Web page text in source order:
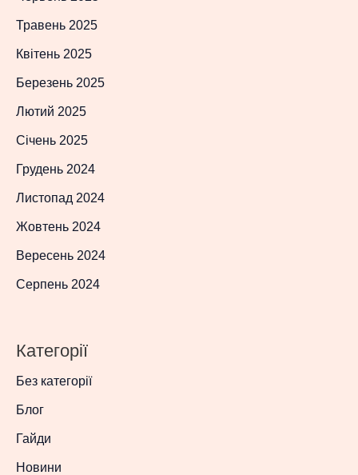
Травень 2025
Квітень 2025
Березень 2025
Лютий 2025
Січень 2025
Грудень 2024
Листопад 2024
Жовтень 2024
Вересень 2024
Серпень 2024
Категорії
Без категорії
Блог
Гайди
Новини